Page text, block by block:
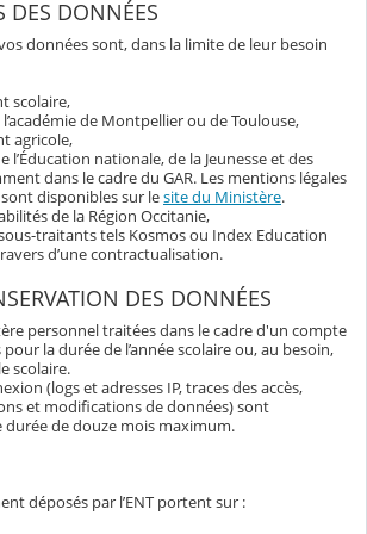
DES DONNÉES
données sont, dans la limite de leur besoin
scolaire,
de Montpellier ou de Toulouse,
agricole,
l’Éducation nationale, de la Jeunesse et des
dans le cadre du GAR. Les mentions légales
sont disponibles sur lesite du Ministère.
de la Région Occitanie,
traitants tels Kosmos ou Index Education
d’une contractualisation.
DES DONNÉES
personnel traitées dans le cadre d'un compte
la durée de l’année scolaire ou, au besoin,
scolaire.
(logs et adresses IP, traces des accès,
et modifications de données) sont
durée de douze mois maximum.
déposés par l’ENT portent sur :